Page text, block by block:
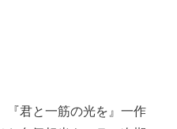
『君と一筋の光を』一作